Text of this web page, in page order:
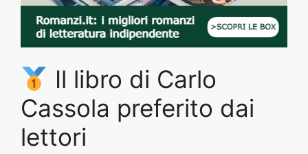
Il libro di Carlo
Cassola preferito dai
lettori